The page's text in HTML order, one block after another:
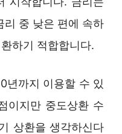
리 중 낮은 편에 속하
하기 적합합니다.
년까지 이용할 수 있
이지만 중도상환 수
상환을 생각하신다